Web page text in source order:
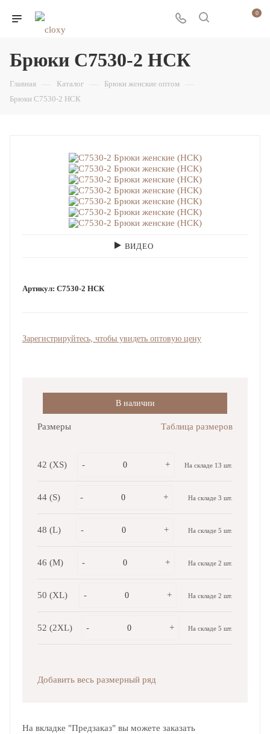
0
Брюки С7530-2 НСК
Главная Каталог Брюки женские оптом
Брюки С7530-2 НСК
ВИДЕО
Артикул: С7530-2 НСК
Зарегистрируйтесь, чтобы увидеть оптовую цену
В наличии
Размеры Таблица размеров
42 (XS) - + На складе 13 шт.
44 (S) - + На складе 3 шт.
48 (L) - + На складе 5 шт.
46 (M) - + На складе 2 шт.
50 (XL) - + На складе 2 шт.
52 (2XL) - + На складе 5 шт.
Добавить весь размерный ряд
На вкладке "Предзаказ" вы можете заказать